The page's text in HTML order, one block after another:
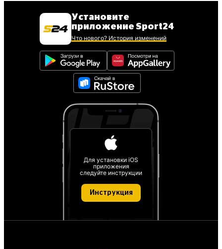
Установите
приложение Sport24
Что нового? История изменений
Для установки iOS
приложения
следуйте инструкции
Инструкция